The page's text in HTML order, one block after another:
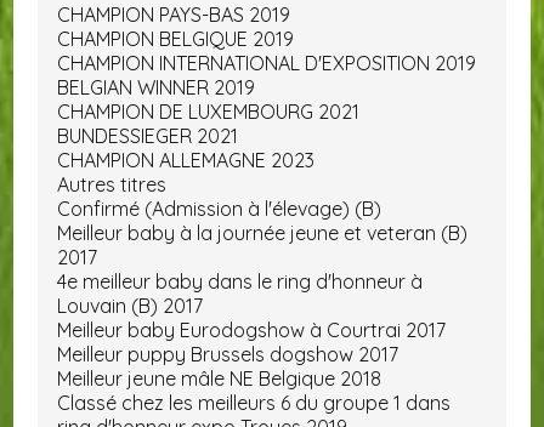
CHAMPION PAYS-BAS 2019
CHAMPION BELGIQUE 2019
CHAMPION INTERNATIONAL D'EXPOSITION 2019
BELGIAN WINNER 2019
CHAMPION DE LUXEMBOURG 2021
BUNDESSIEGER 2021
CHAMPION ALLEMAGNE 2023
Autres titres
Confirmé (Admission à l'élevage) (B)
Meilleur baby à la journée jeune et veteran (B)
2017
4e meilleur baby dans le ring d'honneur à
Louvain (B) 2017
Meilleur baby Eurodogshow à Courtrai 2017
Meilleur puppy Brussels dogshow 2017
Meilleur jeune mâle NE Belgique 2018
Classé chez les meilleurs 6 du groupe 1 dans